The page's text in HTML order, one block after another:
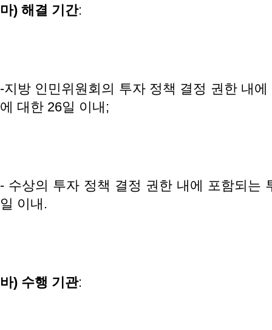
마) 해결 기간:
-지방 인민위원회의 투자 정책 결정 권한 내
에 대한 26일 이내;
- 수상의 투자 정책 결정 권한 내에 포함되는
일 이내.
바) 수행 기관: